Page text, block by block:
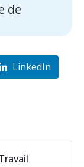
de
LinkedIn